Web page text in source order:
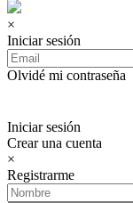
×
Iniciar sesión
Olvidé mi contraseña
Iniciar sesión
Crear una cuenta
×
Registrarme